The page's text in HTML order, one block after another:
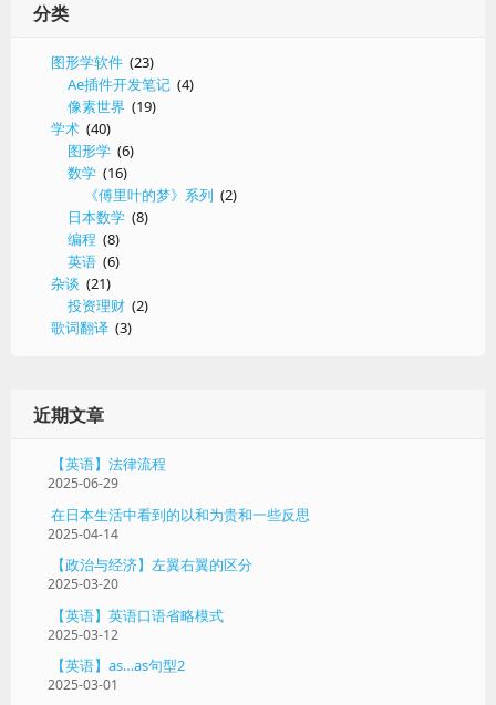
分类
图形学软件 (23)
Ae插件开发笔记 (4)
像素世界 (19)
学术 (40)
图形学 (6)
数学 (16)
《傅里叶的梦》系列 (2)
日本数学 (8)
编程 (8)
英语 (6)
杂谈 (21)
投资理财 (2)
歌词翻译 (3)
近期文章
【英语】法律流程
2025-06-29
在日本生活中看到的以和为贵和一些反思
2025-04-14
【政治与经济】左翼右翼的区分
2025-03-20
【英语】英语口语省略模式
2025-03-12
【英语】as…as句型2
2025-03-01